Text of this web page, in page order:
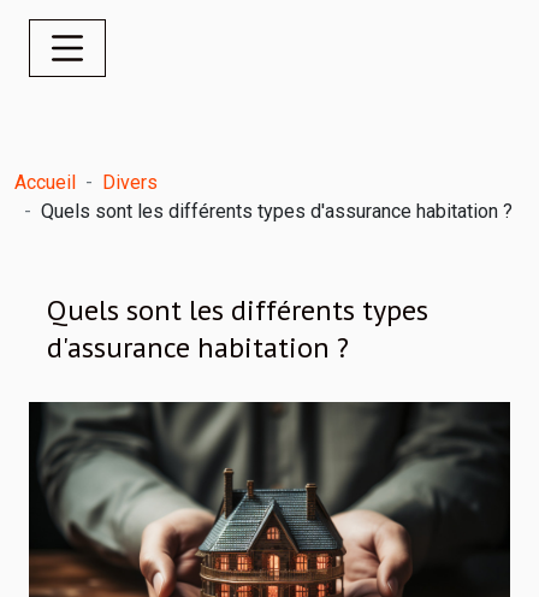
Accueil
Divers
Quels sont les différents types d'assurance habitation ?
Quels sont les différents types
d'assurance habitation ?